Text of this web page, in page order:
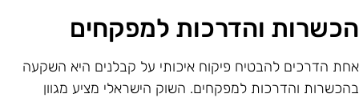
והדרכות למפקחים
הדרכים להבטיח פיקוח איכותי על קבלנים היא השקעה
והדרכות למפקחים. השוק הישראלי מציע מגוון